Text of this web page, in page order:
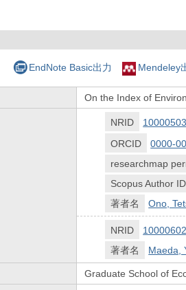
EndNote Basic出力 Mendeley
On the Index of
NRID
ORCID
0000-
researchmap
Scopus Author ID
著者名
Ono,
NRID
著者名
Maeda,
Graduate School of